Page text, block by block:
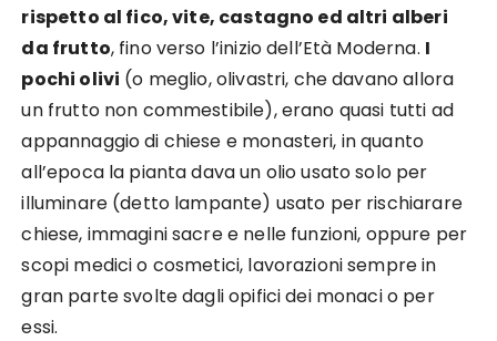
rispetto al fico, vite, castagno ed altri alberi
da frutto, fino verso l’inizio dell’Età Moderna. I
pochi olivi (o meglio, olivastri, che davano allora
un frutto non commestibile), erano quasi tutti ad
appannaggio di chiese e monasteri, in quanto
all’epoca la pianta dava un olio usato solo per
illuminare (detto lampante) usato per rischiarare
chiese, immagini sacre e nelle funzioni, oppure per
scopi medici o cosmetici, lavorazioni sempre in
gran parte svolte dagli opifici dei monaci o per
essi.